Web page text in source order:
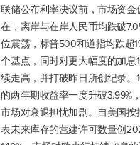
联储公布利率决议前，市场资
在，离岸与在岸人民币均跌破
位震荡， 标普500和道指均跌超
个基点，同时对更大幅度的加
续走高，并打破昨日所创纪录。
的两年期收益率一度升破3.99%
市场对衰退担忧加剧。自美国
表未来库存的营建许可数量创